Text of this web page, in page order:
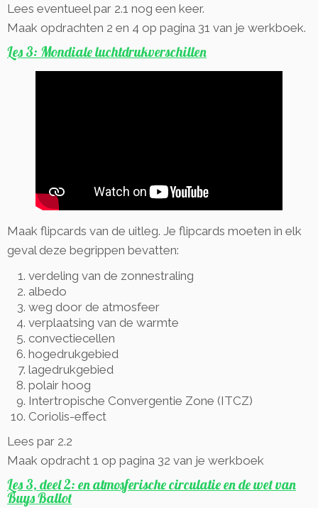
Lees eventueel par 2.1 nog een keer.
Maak opdrachten 2 en 4 op pagina 31 van je werkboek.
Les 3: Mondiale luchtdrukverschillen
Maak flipcards van de uitleg. Je flipcards moeten in elk
geval deze begrippen bevatten:
verdeling van de zonnestraling
albedo
weg door de atmosfeer
verplaatsing van de warmte
convectiecellen
hogedrukgebied
lagedrukgebied
polair hoog
Intertropische Convergentie Zone (ITCZ)
Coriolis-effect
Lees par 2.2
Maak opdracht 1 op pagina 32 van je werkboek
Les 3, deel 2: en atmosferische circulatie en de wet van
Buys Ballot